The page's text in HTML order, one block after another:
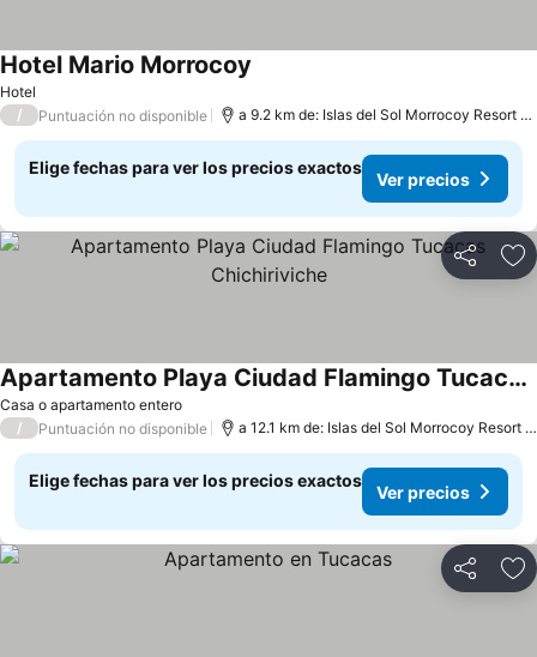
Hotel
Hotel Mario Morrocoy
/ Puntuación no disponible a 9.2 km de: Islas del Sol Morrocoy Resort Chichiriviche
Elige fechas para ver los precios exactos
Ver precios
Compartir
Casa o apartamento entero
Apartamento Playa Ciudad Flamingo Tucacas Chichiriviche
/ Puntuación no disponible a 12.1 km de: Islas del Sol Morrocoy Resort Chichiriviche
Elige fechas para ver los precios exactos
Ver precios
Compartir